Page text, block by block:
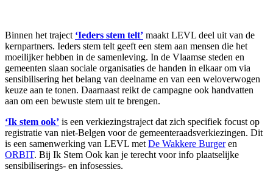
Binnen het traject ‘Ieders stem telt’ maakt LEVL deel uit van de
kernpartners. Ieders stem telt geeft een stem aan mensen die het
moeilijker hebben in de samenleving. In de Vlaamse steden en
gemeenten slaan sociale organisaties de handen in elkaar om via
sensibilisering het belang van deelname en van een weloverwogen
keuze aan te tonen. Daarnaast reikt de campagne ook handvatten
aan om een bewuste stem uit te brengen.
‘Ik stem ook’ is een verkiezingstraject dat zich specifiek focust op
registratie van niet-Belgen voor de gemeenteraadsverkiezingen. Dit
is een samenwerking van LEVL met De Wakkere Burgeren
ORBIT. Bij Ik Stem Ook kan je terecht voor info plaatselijke
sensibiliserings- en infosessies.